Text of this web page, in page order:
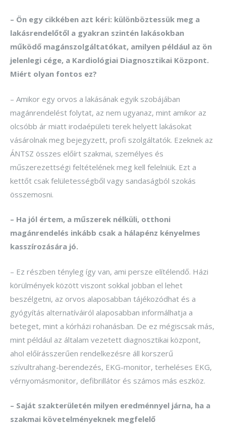
– Ön egy cikkében azt kéri: különböztessük meg a
lakásrendelőtől a gyakran szintén lakásokban
működő magánszolgáltatókat, amilyen például az ön
jelenlegi cége, a Kardiológiai Diagnosztikai Központ.
Miért olyan fontos ez?
– Amikor egy orvos a lakásának egyik szobájában
magánrendelést folytat, az nem ugyanaz, mint amikor az
olcsóbb ár miatt irodaépületi terek helyett lakásokat
vásárolnak meg bejegyzett, profi szolgáltatók. Ezeknek az
ÁNTSZ összes előírt szakmai, személyes és
műszerezettségi feltételének meg kell felelniük. Ezt a
kettőt csak felületességből vagy sandaságból szokás
összemosni.
– Ha jól értem, a műszerek nélküli, otthoni
magánrendelés inkább csak a hálapénz kényelmes
kasszírozására jó.
– Ez részben tényleg így van, ami persze elítélendő. Házi
körülmények között viszont sokkal jobban el lehet
beszélgetni, az orvos alaposabban tájékozódhat és a
gyógyítás alternatíváiról alaposabban informálhatja a
beteget, mint a kórházi rohanásban. De ez mégiscsak más,
mint például az általam vezetett diagnosztikai központ,
ahol előírásszerűen rendelkezésre áll korszerű
szívultrahang-berendezés, EKG-monitor, terheléses EKG,
vérnyomásmonitor, defibrillátor és számos más eszköz.
– Saját szakterületén milyen eredménnyel járna, ha a
szakmai követelményeknek megfelelő